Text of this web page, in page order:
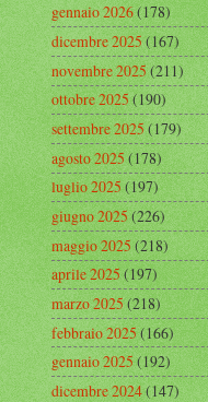
gennaio 2026(178)
dicembre 2025(167)
novembre 2025(211)
ottobre 2025(190)
settembre 2025(179)
agosto 2025(178)
luglio 2025(197)
giugno 2025(226)
maggio 2025(218)
aprile 2025(197)
marzo 2025(218)
febbraio 2025(166)
gennaio 2025(192)
dicembre 2024(147)